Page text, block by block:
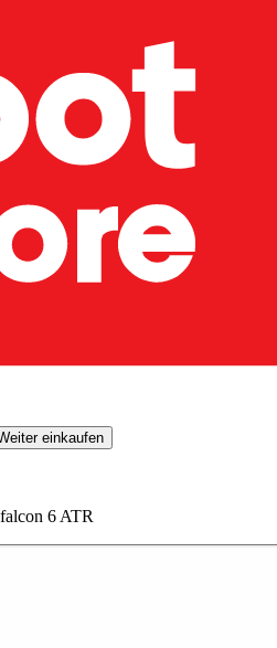
einkaufen
6 ATR